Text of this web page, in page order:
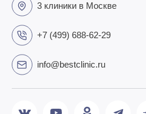
3 клиники в Москве
+7 (499) 688-62-29
info@bestclinic.ru